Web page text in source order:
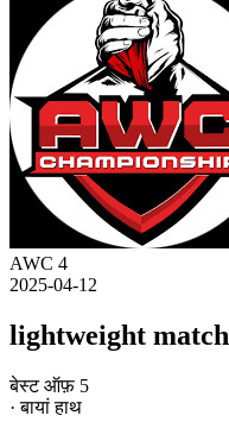
AWC 4
2025-04-12
lightweight match
बेस्ट ऑफ़ 5
· बायां हाथ